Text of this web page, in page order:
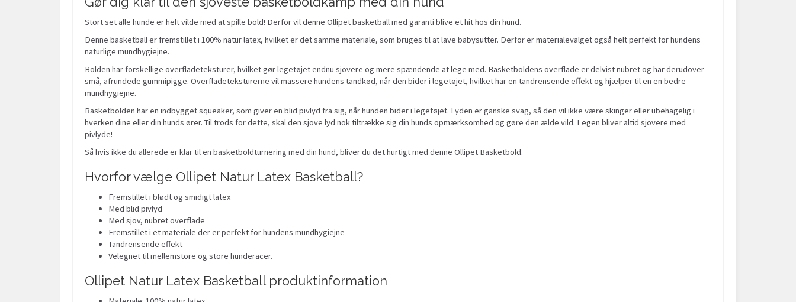
Stort set alle hunde er helt vilde med at spille bold! Derfor vil denne Ollipet basketball med garanti blive et hit hos din hund.
Denne basketball er fremstillet i 100% natur latex, hvilket er det samme materiale, som bruges til at lave babysutter. Derfor er materialevalget også helt perfekt for hundens
naturlige mundhygiejne.
Bolden har forskellige overfladeteksturer, hvilket gør legetøjet endnu sjovere og mere spændende at lege med. Basketboldens overflade er delvist nubret og har derudover
små, afrundede gummipigge. Overfladeteksturerne vil massere hundens tandkød, når den bider i legetøjet, hvilket har en tandrensende effekt og hjælper til en en bedre
mundhygiejne.
Basketbolden har en indbygget squeaker, som giver en blid pivlyd fra sig, når hunden bider i legetøjet. Lyden er ganske svag, så den vil ikke være skinger eller ubehagelig i
hverken dine eller din hunds ører. Til trods for dette, skal den sjove lyd nok tiltrække sig din hunds opmærksomhed og gøre den ælde vild. Legen bliver altid sjovere med
pivlyde!
Så hvis ikke du allerede er klar til en basketboldturnering med din hund, bliver du det hurtigt med denne Ollipet Basketbold.
Hvorfor vælge Ollipet Natur Latex Basketball?
Fremstillet i blødt og smidigt latex
Med blid pivlyd
Med sjov, nubret overflade
Fremstillet i et materiale der er perfekt for hundens mundhygiejne
Tandrensende effekt
Velegnet til mellemstore og store hunderacer.
Ollipet Natur Latex Basketball produktinformation